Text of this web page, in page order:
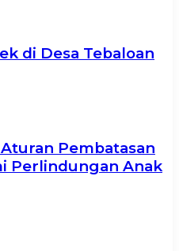
di Desa Tebaloan
Pembatasan
Perlindungan Anak